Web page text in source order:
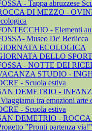
- Tappa abruzzese
DI MEZZO -
- Elementi
Museo De' Berlicca
ECOLOGICA
DELLO
- NOTTE DEI
STUDIO -
- Scuola estiva
DEMETRIO -
tra emozioni arte
- Scuola estiva
DEMETRIO -
"Pronti partenza via!"